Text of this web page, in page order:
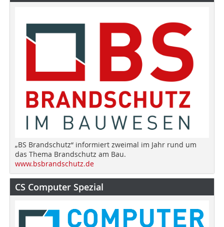
„BS Brandschutz“ informiert zweimal im Jahr rund um
das Thema Brandschutz am Bau.
www.bsbrandschutz.de
CS Computer Spezial